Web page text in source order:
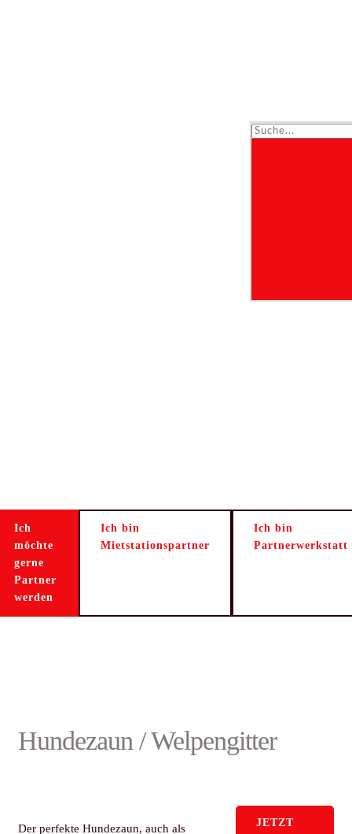
Suche...
Ich
möchte
gerne
Partner
werden
Ich bin
Mietstationspartner
Ich bin
Partnerwerkstatt
Hundezaun / Welpengitter
Der perfekte Hundezaun, auch als
JETZT